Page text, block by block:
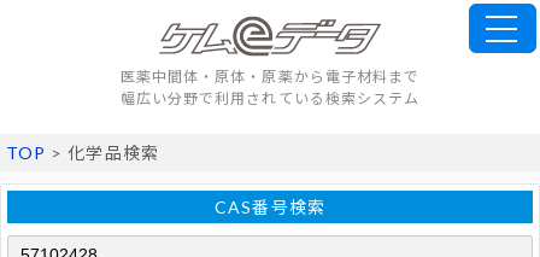
医薬中間体・原体・原薬から電子材料まで
幅広い分野で利用されている検索システム
TOP > 化学品検索
CAS番号検索